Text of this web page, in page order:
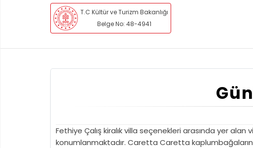
T.C Kültür ve Turizm Bakanlığı
Belge No: 48-4941
Fethiye Çalış kiralık villa seçenekleri arasında yer
konumlanmaktadır. Caretta Caretta